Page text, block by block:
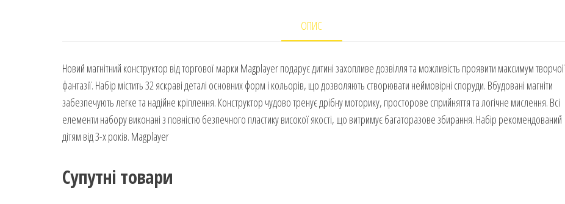
ОПИС
Новий магнітний конструктор від торгової марки Magplayer подарує дитині захопливе дозвілля та можливість проявити максимум творчої
фантазії. Набір містить 32 яскраві деталі основних форм і кольорів, що дозволяють створювати неймовірні споруди. Вбудовані магніти
забезпечують легке та надійне кріплення. Конструктор чудово тренує дрібну моторику, просторове сприйняття та логічне мислення. Всі
елементи набору виконані з повністю безпечного пластику високої якості, що витримує багаторазове збирання. Набір рекомендований
дітям від 3-х років. Magplayer
Супутні товари